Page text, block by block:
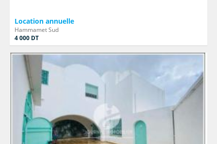
Location annuelle
Hammamet Sud
4 000 DT